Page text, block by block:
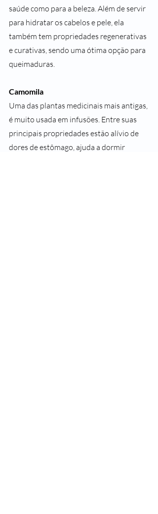
saúde como para a beleza. Além de servir
para hidratar os cabelos e pele, ela
também tem propriedades regenerativas
e curativas, sendo uma ótima opção para
queimaduras.
Camomila
Uma das plantas medicinais mais antigas,
é muito usada em infusões. Entre suas
principais propriedades estão alívio de
dores de estômago, ajuda a dormir